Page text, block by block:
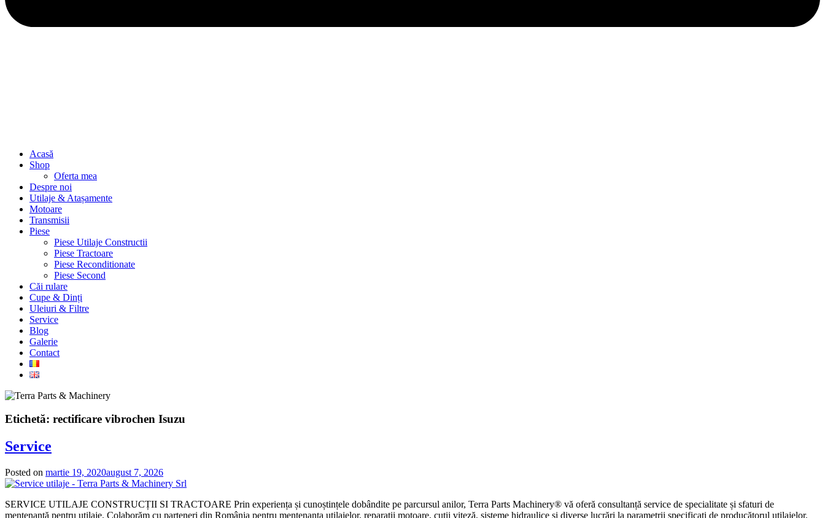
Acasă
Shop
Oferta mea
Despre noi
Utilaje & Atașamente
Motoare
Transmisii
Piese
Piese Utilaje Constructii
Piese Tractoare
Piese Reconditionate
Piese Second
Căi rulare
Cupe & Dinți
Uleiuri & Filtre
Service
Blog
Galerie
Contact
Etichetă: rectificare vibrochen Isuzu
Service
Posted on martie 19, 2020august 7, 2026
SERVICE UTILAJE CONSTRUCȚII SI TRACTOARE Prin experiența și cunoștințele dobândite pe parcursul anilor, Terra Parts Machinery® vă oferă consultanță service de specialitate și sfaturi de
mentenanță pentru utilaje. Colaborăm cu parteneri din România pentru mentenanța utilajelor, reparații motoare, cutii viteză, sisteme hidraulice și diverse lucrări la parametrii specificați de producătorul utilajelor.